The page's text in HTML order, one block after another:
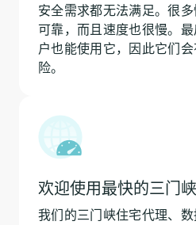
安全需求都无法满足。很
可靠，而且速度也很慢。
户也能使用它，因此它们
险。
欢迎使用最快的三门
我们的三门峡住宅代理、